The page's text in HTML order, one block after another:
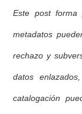
Este post
metadatos
rechazo y
datos
catalogación